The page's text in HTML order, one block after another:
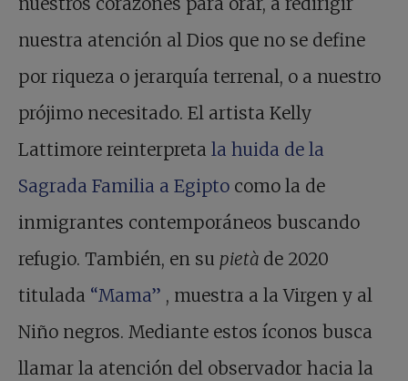
nuestra atención al Dios que no se define
por riqueza o jerarquía terrenal, o a nuestro
prójimo necesitado. El artista Kelly
Lattimore reinterpreta la huida de la
Sagrada Familia a Egipto como la de
inmigrantes contemporáneos buscando
refugio. También, en su pietà de 2020
titulada “Mama” , muestra a la Virgen y al
Niño negros. Mediante estos íconos busca
llamar la atención del observador hacia la